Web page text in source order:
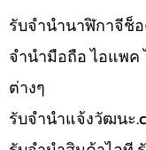
รับจำนำนาฬิกาจีช็
จำนำมือถือ ไอแพค
ต่างๆ
รับจํานําแจ้งวัฒนะ